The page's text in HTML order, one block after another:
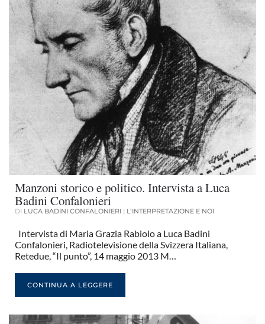
Manzoni storico e politico. Intervista a Luca
Badini Confalonieri
DI LUCA BADINI CONFALONIERI | L’INTERPRETAZIONE E NOI
Intervista di Maria Grazia Rabiolo a Luca Badini
Confalonieri, Radiotelevisione della Svizzera Italiana,
Retedue, “Il punto”, 14 maggio 2013 M…
CONTINUA A LEGGERE